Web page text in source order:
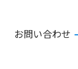
お問い合わせ